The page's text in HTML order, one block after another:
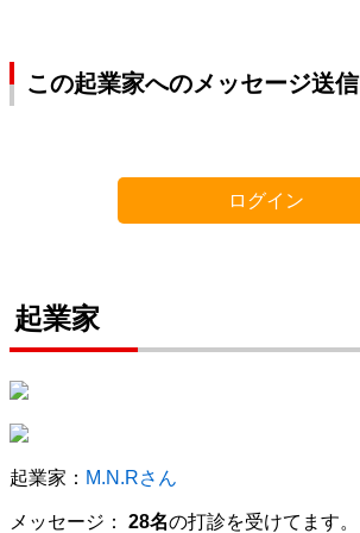
この起業家へのメッセージ送信
ログイン
起業家
起業家： M.N.Rさん
メッセージ： 28名の打診を受けてます。